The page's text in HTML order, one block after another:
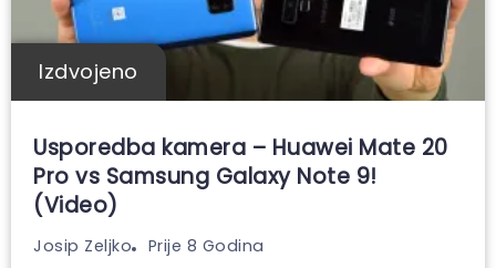
Izdvojeno
Usporedba kamera – Huawei Mate 20
Pro vs Samsung Galaxy Note 9!
(Video)
Josip Zeljko
Prije 8 Godina